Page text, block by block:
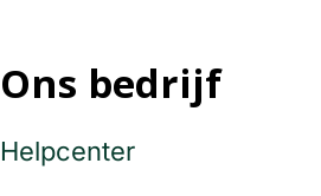
Ons bedrijf
Helpcenter